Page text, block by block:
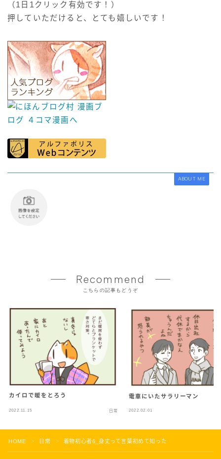
（1日1クリック有効です！）
押していただけると、とても嬉しいです！
ABOUT ME
Recommend
こちらの記事もどうぞ
カイロで暖をとろう
2022.11.15 日常
電車にいたサラリーマン
2022.02.01
HOME ＞ 日常 ＞ 着物初心者6_身丈って言葉初めて知った